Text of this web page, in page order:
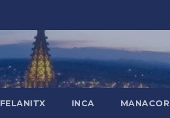
FELANITX INCA MANACOR